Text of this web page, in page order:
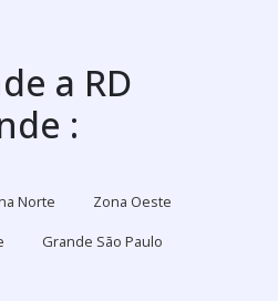
a RD
:
Norte
Zona Oeste
Grande São Paulo